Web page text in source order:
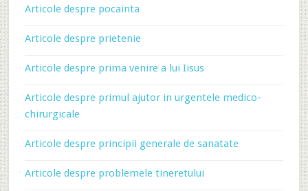
Articole despre pocainta
Articole despre prietenie
Articole despre prima venire a lui Iisus
Articole despre primul ajutor in urgentele medico-
chirurgicale
Articole despre principii generale de sanatate
Articole despre problemele tineretului